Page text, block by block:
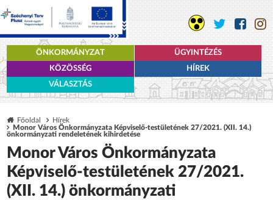
ÖNKORMÁNYZAT
ÜGYINTÉZÉS
KÖZÖSSÉG
HÍREK
VÁLASZTÁS
Főoldal
Hírek
Monor Város Önkormányzata Képviselő-testületének 27/2021. (XII. 14.)
önkormányzati rendeletének kihirdetése
Monor Város Önkormányzata
Képviselő-testületének 27/2021.
(XII. 14.) önkormányzati